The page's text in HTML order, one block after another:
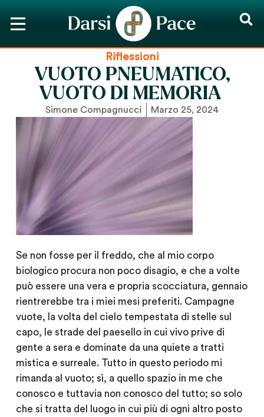
Riflessioni
VUOTO PNEUMATICO,
VUOTO DI MEMORIA
Simone Compagnucci Marzo 25, 2024
Se non fosse per il freddo, che al mio corpo
biologico procura non poco disagio, e che a volte
può essere una vera e propria scocciatura, gennaio
rientrerebbe tra i miei mesi preferiti. Campagne
vuote, la volta del cielo tempestata di stelle sul
capo, le strade del paesello in cui vivo prive di
gente a sera e dominate da una quiete a tratti
mistica e surreale. Tutto in questo periodo mi
rimanda al vuoto; sì, a quello spazio in me che
conosco e tuttavia non conosco del tutto; so solo
che si tratta del luogo in cui più di ogni altro posto